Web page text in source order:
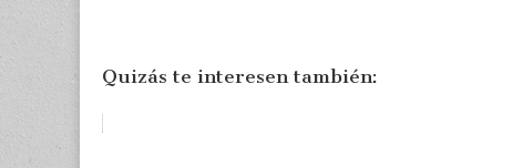
Quizás te interesen también: